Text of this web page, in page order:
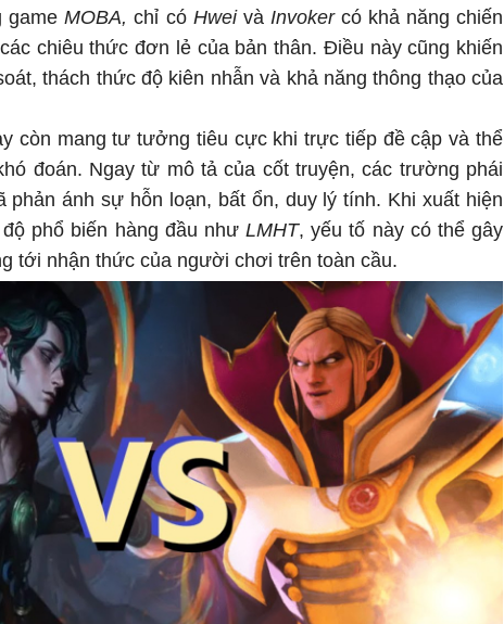
gameMOBA, chỉ có HweivàInvokercó khả năng chiến
chiêu thức đơn lẻ của bản thân. Điều này cũng khiến
thách thức độ kiên nhẫn và khả năng thông thạo của
còn mang tư tưởng tiêu cực khi trực tiếp đề cập và thể
đoán. Ngay từ mô tả của cốt truyện, các trường phái
phản ánh sự hỗn loạn, bất ổn, duy lý tính. Khi xuất hiện
phổ biến hàng đầu như LMHT, yếu tố này có thể gây
tới nhận thức của người chơi trên toàn cầu.